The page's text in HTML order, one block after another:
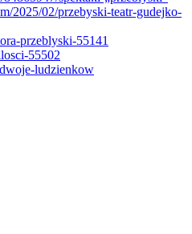
2025/02/przebyski-teatr-gudejko-
przeblyski-55141
55502
ludzienkow